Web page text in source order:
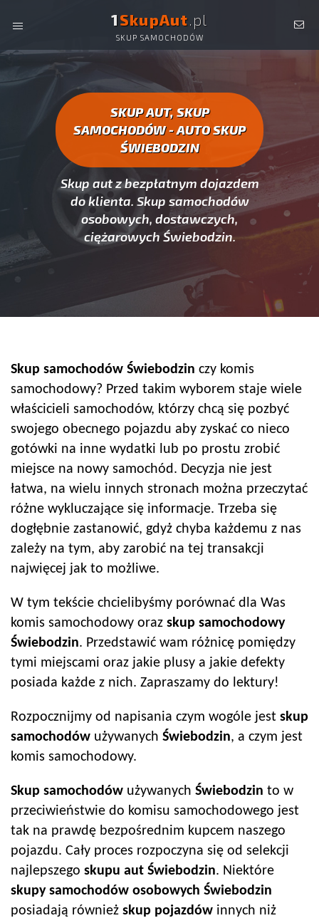
1SkupAut.pl
SKUP SAMOCHODÓW
AUTO SKUP ŚWIEBODZIN -
SAMOCHODÓW ŚWIEBODZIN
SKUP AUT, SKUP
SAMOCHODÓW - AUTO SKUP
ŚWIEBODZIN
Skup aut z bezpłatnym dojazdem
do klienta. Skup samochodów
osobowych, dostawczych,
ciężarowych Świebodzin.
Skup samochodów Świebodzin czy komis
samochodowy? Przed takim wyborem staje wiele
właścicieli samochodów, którzy chcą się pozbyć
swojego obecnego pojazdu aby zyskać co nieco
gotówki na inne wydatki lub po prostu zrobić
miejsce na nowy samochód. Decyzja nie jest
łatwa, na wielu innych stronach można przeczytać
różne wykluczające się informacje. Trzeba się
dogłębnie zastanowić, gdyż chyba każdemu z nas
zależy na tym, aby zarobić na tej transakcji
najwięcej jak to możliwe.
W tym tekście chcielibyśmy porównać dla Was
komis samochodowy oraz skup samochodowy
Świebodzin. Przedstawić wam różnicę pomiędzy
tymi miejscami oraz jakie plusy a jakie defekty
posiada każde z nich. Zapraszamy do lektury!
Rozpocznijmy od napisania czym wogóle jest skup
samochodów używanych Świebodzin, a czym jest
komis samochodowy.
Skup samochodów używanych Świebodzin to w
przeciwieństwie do komisu samochodowego jest
tak na prawdę bezpośrednim kupcem naszego
pojazdu. Cały proces rozpoczyna się od selekcji
najlepszego skupu aut Świebodzin. Niektóre
skupy samochodów osobowych Świebodzin
posiadają również skup pojazdów innych niż